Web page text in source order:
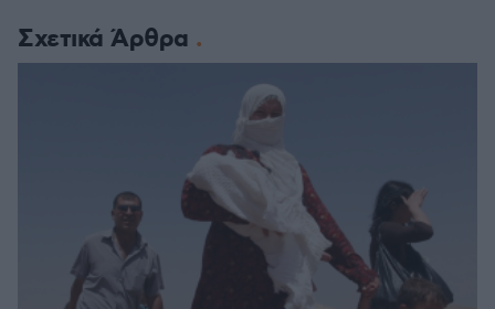
Σχετικά Άρθρα